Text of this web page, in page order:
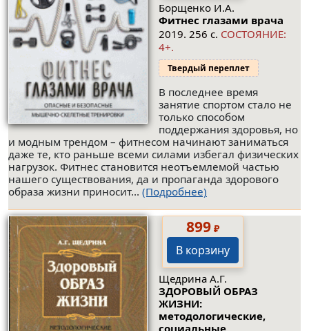
Борщенко И.А.
Фитнес глазами врача
2019. 256 с. СОСТОЯНИЕ:
4+.
Твердый переплет
В последнее время
занятие спортом стало не
только способом
поддержания здоровья, но
и модным трендом – фитнесом начинают заниматься
даже те, кто раньше всеми силами избегал физических
нагрузок. Фитнес становится неотъемлемой частью
нашего существования, да и пропаганда здорового
образа жизни приносит... (Подробнее)
899₽
В корзину
Щедрина А.Г.
ЗДОРОВЫЙ ОБРАЗ
ЖИЗНИ:
методологические,